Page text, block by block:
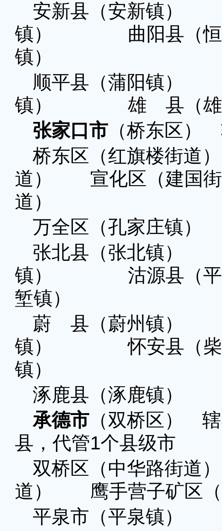
安新县（安新镇
镇） 曲阳县（
镇）
顺平县（蒲阳镇
镇） 雄 县（雄
张家口市 （桥东区）
桥东区（红旗楼街
道） 宣化区（建国
道）
万全区（孔家庄镇
张北县（张北镇
镇） 沽源县（平
堑镇）
蔚 县（蔚州镇
镇） 怀安县（柴
镇）
涿鹿县（涿鹿镇
承德市 （双桥区）
县，代管1个县级市
双桥区（中华路街
道） 鹰手营子矿区（
平泉市（平泉镇）